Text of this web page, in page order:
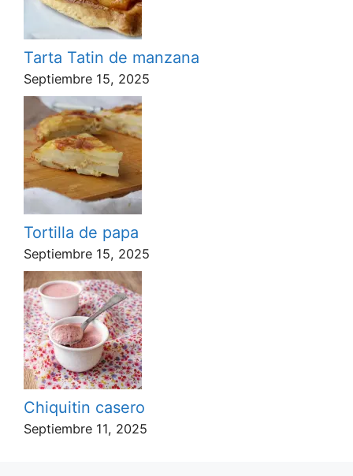
Tarta Tatin de manzana
Septiembre 15, 2025
Tortilla de papa
Septiembre 15, 2025
Chiquitin casero
Septiembre 11, 2025